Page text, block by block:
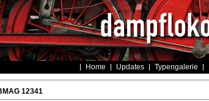
Home Updates Typengalerie
12341